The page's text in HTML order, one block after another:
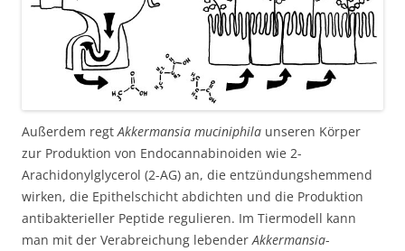
Außerdem regtAkkermansia muciniphila unseren Körper
zur Produktion von Endocannabinoiden wie 2-
Arachidonylglycerol (2-AG) an, die entzündungshemmend
wirken, die Epithelschicht abdichten und die Produktion
antibakterieller Peptide regulieren. Im Tiermodell kann
man mit der Verabreichung lebenderAkkermansia-